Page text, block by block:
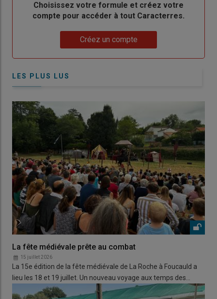
BodyChoisissez votre formule et créez votre
compte pour accéder à tout Caracterres.
Créez un compte
LES PLUS LUS
La fête médiévale prête au combat
15 juillet 2026
La 15e édition de la fête médiévale de La Roche à Foucauld a
lieu les 18 et 19 juillet. Un nouveau voyage aux temps des…